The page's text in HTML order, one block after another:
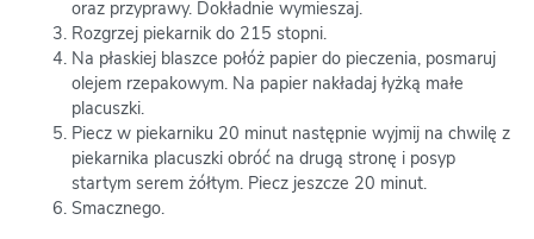
oraz przyprawy. Dokładnie wymieszaj.
Rozgrzej piekarnik do 215 stopni.
Na płaskiej blaszce połóż papier do pieczenia, posmaruj
olejem rzepakowym. Na papier nakładaj łyżką małe
placuszki.
Piecz w piekarniku 20 minut następnie wyjmij na chwilę z
piekarnika placuszki obróć na drugą stronę i posyp
startym serem żółtym. Piecz jeszcze 20 minut.
Smacznego.